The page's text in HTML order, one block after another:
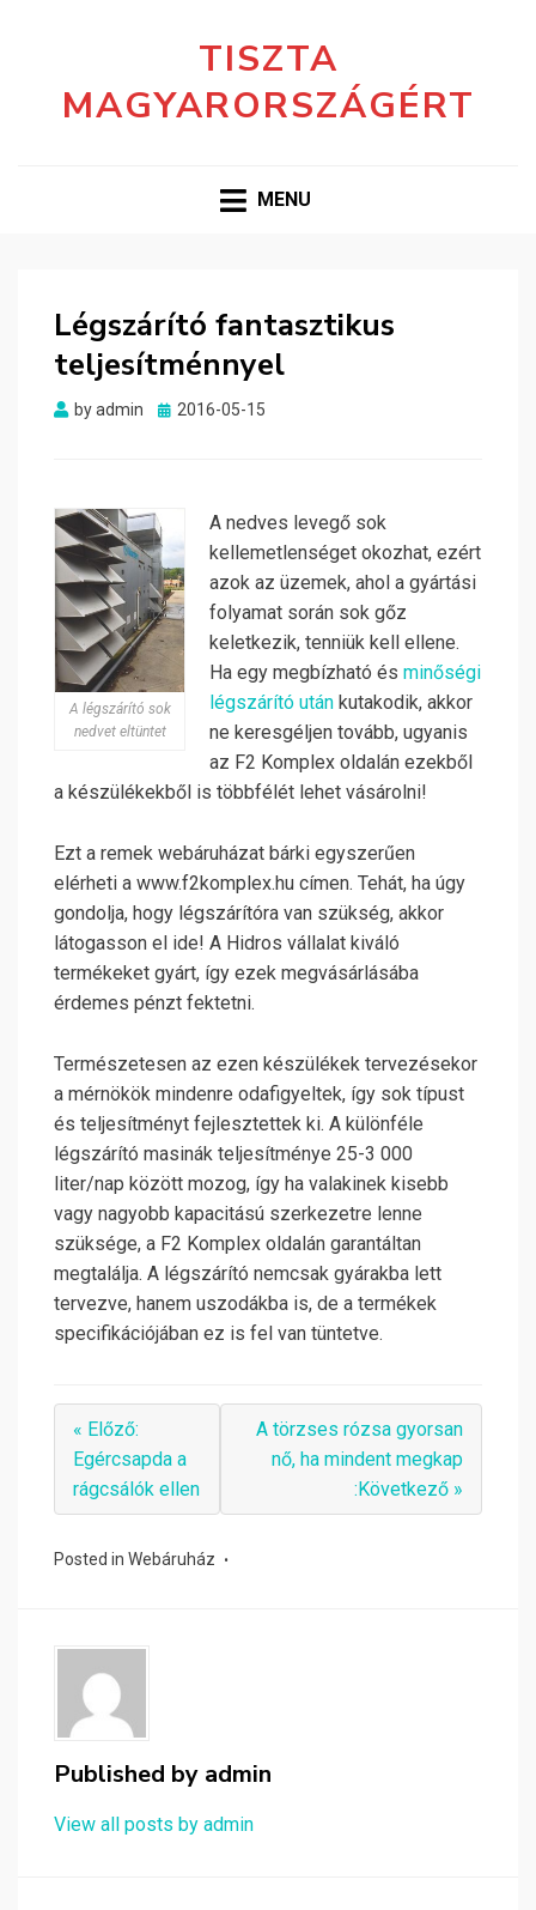
TISZTA
MAGYARORSZÁGÉRT
MENU
Légszárító fantasztikus
teljesítménnyel
byadmin
Posted
2016-05-15
A légszárító sok
nedvet eltüntet
A nedves levegő sok
kellemetlenséget okozhat, ezért
azok az üzemek, ahol a gyártási
folyamat során sok gőz
keletkezik, tenniük kell ellene.
Ha egy megbízható és minőségi
légszárító után kutakodik, akkor
ne keresgéljen tovább, ugyanis
az F2 Komplex oldalán ezekből
a készülékekből is többfélét lehet vásárolni!
Ezt a remek webáruházat bárki egyszerűen
elérheti a www.f2komplex.hu címen. Tehát, ha úgy
gondolja, hogy légszárítóra van szükség, akkor
látogasson el ide! A Hidros vállalat kiváló
termékeket gyárt, így ezek megvásárlásába
érdemes pénzt fektetni.
Természetesen az ezen készülékek tervezésekor
a mérnökök mindenre odafigyeltek, így sok típust
és teljesítményt fejlesztettek ki. A különféle
légszárító masinák teljesítménye 25-3 000
liter/nap között mozog, így ha valakinek kisebb
vagy nagyobb kapacitású szerkezetre lenne
szüksége, a F2 Komplex oldalán garantáltan
megtalálja. A légszárító nemcsak gyárakba lett
tervezve, hanem uszodákba is, de a termékek
specifikációjában ez is fel van tüntetve.
« Előző:
Egércsapda a
rágcsálók ellen
A törzses rózsa gyorsan
nő, ha mindent megkap
:Következő »
Posted in Webáruház
Published by admin
View all posts by admin